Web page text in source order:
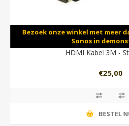
Bezoek onze winkel met meer
Sonos in
HDMI Kabel 3M -
€25,00
BESTEL